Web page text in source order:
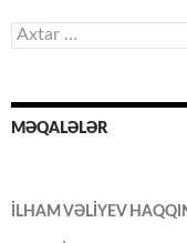
Axtarış:
MƏQALƏLƏR
İLHAM VƏLİYEV